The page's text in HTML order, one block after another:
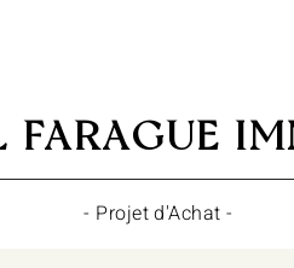
FARAGUE
- Projet d'Achat -